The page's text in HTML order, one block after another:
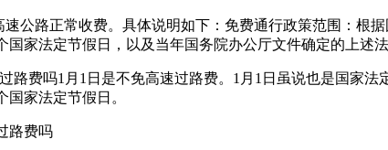
速公路正常收费。具体说明如下：免费通行政策范围：
国家法定节假日，以及当年国务院办公厅文件确定的上述
路费吗1月1日是不免高速过路费。1月1日虽说也是国家
家法定节假日。
路费吗